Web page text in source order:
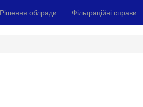
Рішення облради Фільтраційні справи